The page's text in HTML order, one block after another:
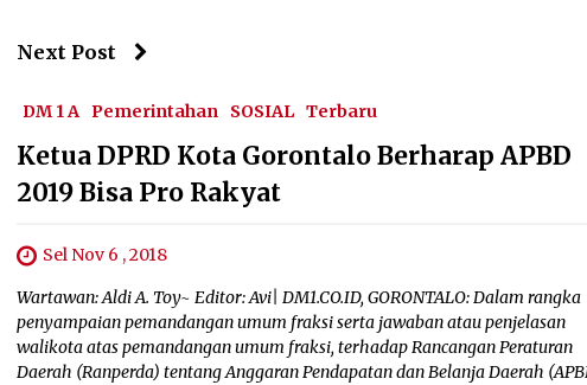
Next Post
DM 1 A Pemerintahan SOSIAL Terbaru
Ketua DPRD Kota Gorontalo Berharap APBD
2019 Bisa Pro Rakyat
Sel Nov 6 , 2018
Wartawan: Aldi A. Toy~ Editor: Avi| DM1.CO.ID, GORONTALO: Dalam rangka
penyampaian pemandangan umum fraksi serta jawaban atau penjelasan
walikota atas pemandangan umum fraksi, terhadap Rancangan Peraturan
Daerah (Ranperda) tentang Anggaran Pendapatan dan Belanja Daerah